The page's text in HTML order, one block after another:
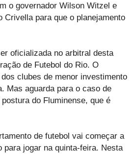
o governador Wilson Witzel e
Crivella para que o planejamento
oficializada no arbitral desta
de Futebol do Rio. O
clubes de menor investimento
Mas aguarda para o caso de
do Fluminense, que é
de futebol vai começar a
para jogar na quinta-feira. Nesta